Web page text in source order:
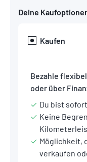
Deine
Kaufen
Bezahle
oder über
Du bist
Keine
Möglichkeit,
verkaufen